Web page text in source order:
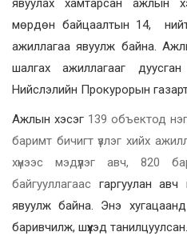
явуулах хамтарсан ажлын
мөрдөн байцаалтын 14,
ажиллагаа явуулж байна.
шалгах ажиллагааг дуусган
Нийслэлийн Прокурорын газарт
Ажлын хэсэг 139 объектод
баримт бичигт үзлэг хийх
хүнээс мэдүүлэг авч, 820
байгууллагаас гаргуулан
явуулж байна. Энэ хугацаанд
баривчилж, шүүхэд танилцуулсан.